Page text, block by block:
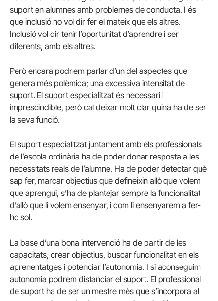
suport en alumnes amb problemes de conducta. I és
que inclusió no vol dir fer el mateix que els altres.
Inclusió vol dir tenir l’oportunitat d’aprendre i ser
diferents, amb els altres.
Però encara podríem parlar d’un del aspectes que
genera més polèmica; una excessiva intensitat de
suport. El suport especialitzat és necessari i
imprescindible, però cal deixar molt clar quina ha de ser
la seva funció.
El suport especialitzat juntament amb els professionals
de l’escola ordinària ha de poder donar resposta a les
necessitats reals de l’alumne. Ha de poder detectar què
sap fer, marcar objectius que defineixin allò que volem
que aprengui, s’ha de plantejar sempre la funcionalitat
d’allò que li volem ensenyar, i com li ensenyarem a fer-
ho sol.
La base d’una bona intervenció ha de partir de les
capacitats, crear objectius, buscar funcionalitat en els
aprenentatges i potenciar l’autonomia. I si aconseguim
autonomia podrem distanciar el suport. El professional
de suport ha de ser un mestre més que s’incorpora al